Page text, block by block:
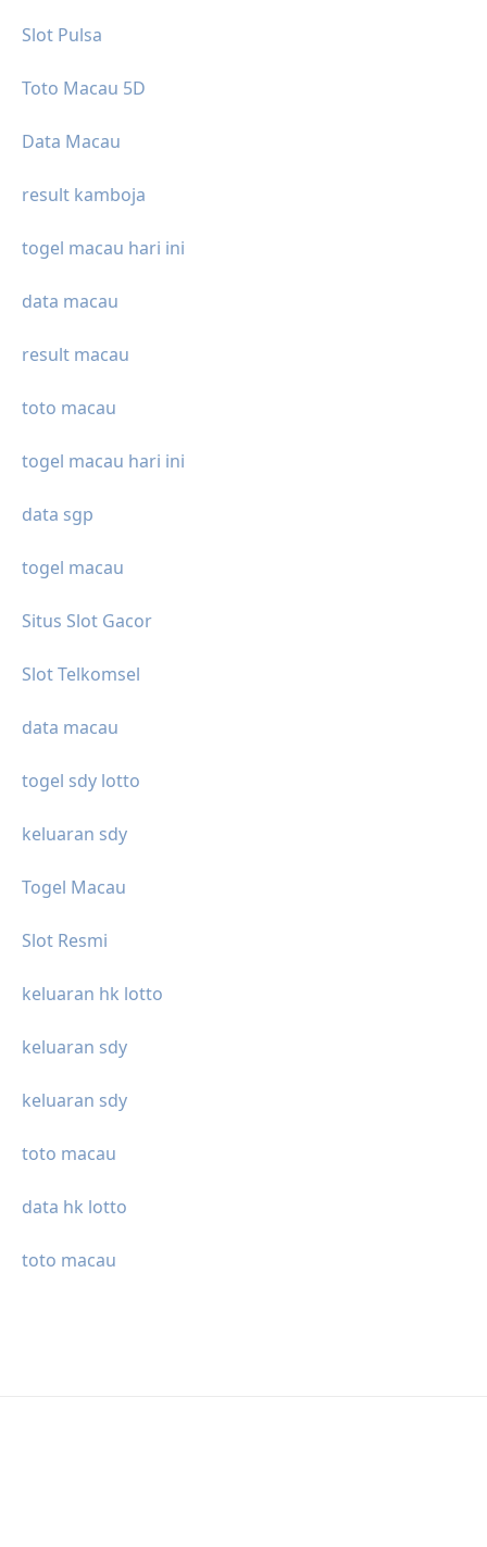
Slot Pulsa
Toto Macau 5D
Data Macau
result kamboja
togel macau hari ini
data macau
result macau
toto macau
togel macau hari ini
data sgp
togel macau
Situs Slot Gacor
Slot Telkomsel
data macau
togel sdy lotto
keluaran sdy
Togel Macau
Slot Resmi
keluaran hk lotto
keluaran sdy
keluaran sdy
toto macau
data hk lotto
toto macau